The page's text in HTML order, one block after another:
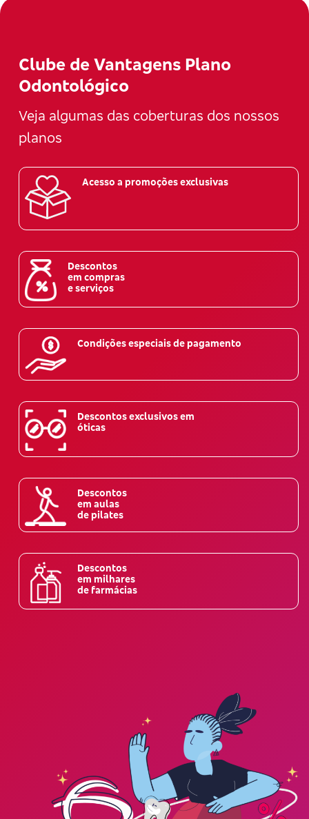
Clube de Vantagens Plano
Odontológico
Veja algumas das coberturas dos nossos
planos
Acesso a promoções exclusivas
Descontos
em compras
e serviços
Condições especiais de pagamento
Descontos exclusivos em
óticas
Descontos
em aulas
de pilates
Descontos
em milhares
de farmácias